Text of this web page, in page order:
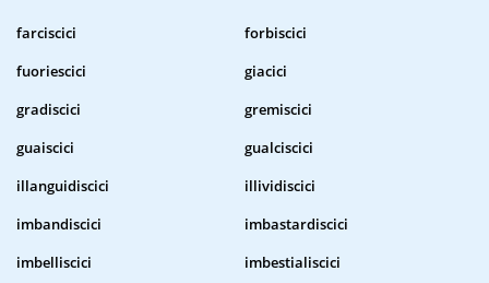
farciscici
forbiscici
fuoriescici
giacici
gradiscici
gremiscici
guaiscici
gualciscici
illanguidiscici
illividiscici
imbandiscici
imbastardiscici
imbelliscici
imbestialiscici